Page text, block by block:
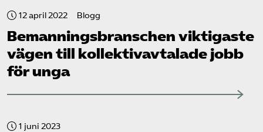
12 april 2022 Blogg
Bemannings­branschen viktigaste
vägen till kollektiv­avtalade jobb
för unga
1 juni 2023